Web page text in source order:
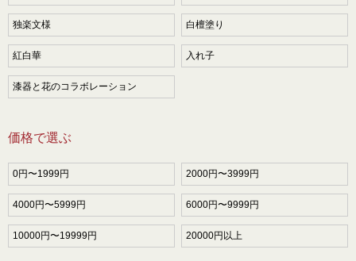
独楽文様 白檀塗り
紅白華 入れ子
漆器と花のコラボレーション
価格で選ぶ
0円〜1999円 2000円〜3999円
4000円〜5999円 6000円〜9999円
10000円〜19999円 20000円以上